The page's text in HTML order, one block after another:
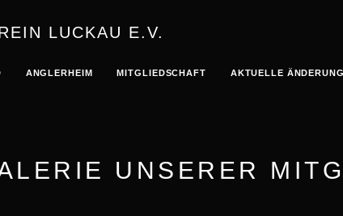
LUCKAU E.V.
ANGLERHEIM MITGLIEDSCHAFT AKTUELLE
UNSERER